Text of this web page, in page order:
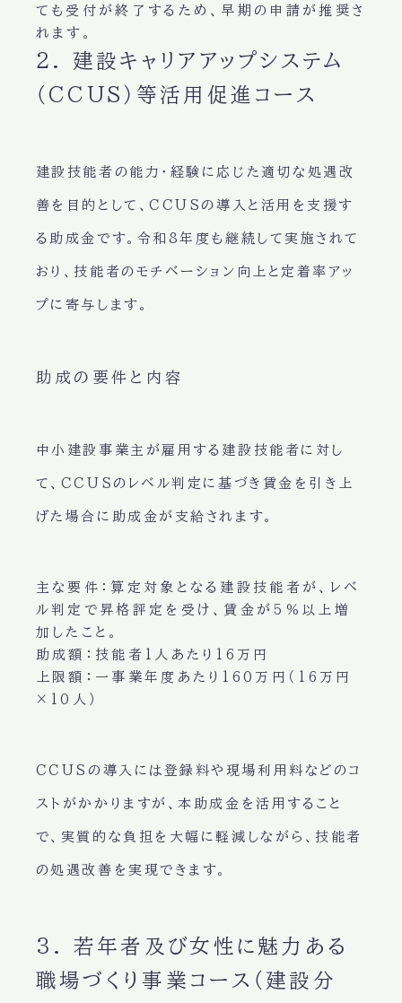
ても受付が終了するため、 早期の申請が推奨 さ
れます。
2. 建設キャリアアップシステム
（CCUS）等活用促進コース
建設技能者の能力・経験に応じた適切な処遇改
善を目的として、CCUSの導入と活用を支援す
る助成金です。令和8年度も継続して実施されて
おり、技能者のモチベーション向上と定着率アッ
プに寄与します。
助成の要件と内容
中小建設事業主が雇用する建設技能者に対し
て、CCUSのレベル判定に基づき賃金を引き上
げた場合に助成金が支給されます。
主な要件 ：算定対象となる建設技能者が、レベ
ル判定で昇格評定を受け、賃金が5％以上増
加したこと。
助成額 ：技能者1人あたり16万円
上限額 ：一事業年度あたり160万円（16万円
×10人）
CCUSの導入には登録料や現場利用料などのコ
ストがかかりますが、本助成金を活用すること
で、実質的な負担を大幅に軽減しながら、技能者
の処遇改善を実現できます。
3. 若年者及び女性に魅力ある
職場づくり事業コース（建設分